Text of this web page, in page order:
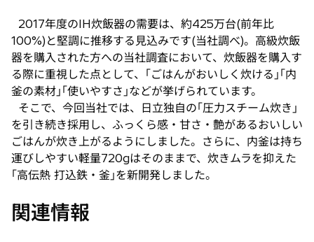
2017年度のIH炊飯器の需要は、約425万台(前年比
100%)と堅調に推移する見込みです(当社調べ)。高級炊飯
器を購入された方への当社調査において、炊飯器を購入す
る際に重視した点として、｢ごはんがおいしく炊ける｣｢内
釜の素材｣｢使いやすさ｣などが挙げられています。
そこで、今回当社では、日立独自の｢圧力スチーム炊き｣
を引き続き採用し、ふっくら感・甘さ・艶があるおいしい
ごはんが炊き上がるようにしました。さらに、内釜は持ち
運びしやすい軽量720gはそのままで、炊きムラを抑えた
｢高伝熱 打込鉄・釜｣を新開発しました。
関連情報